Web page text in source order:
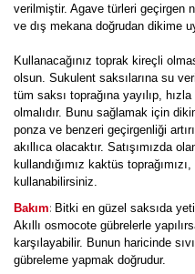
verilmiştir. Agave türleri geçirgen
ve dış mekana doğrudan dikime
Kullanacağınız toprak kireçli
olsun. Sukulent saksılarına su
tüm saksı toprağına yayılıp,
olmalıdır. Bunu sağlamak için
ponza ve benzeri geçirgenliği
akıllıca olacaktır. Satışımızda
kullandığımız kaktüs
kullanabilirsiniz.
Bakım: Bitki en güzel saksıda
Akıllı osmocote gübrelerle
karşılayabilir. Bunun haricinde
gübreleme yapmak doğrudur.